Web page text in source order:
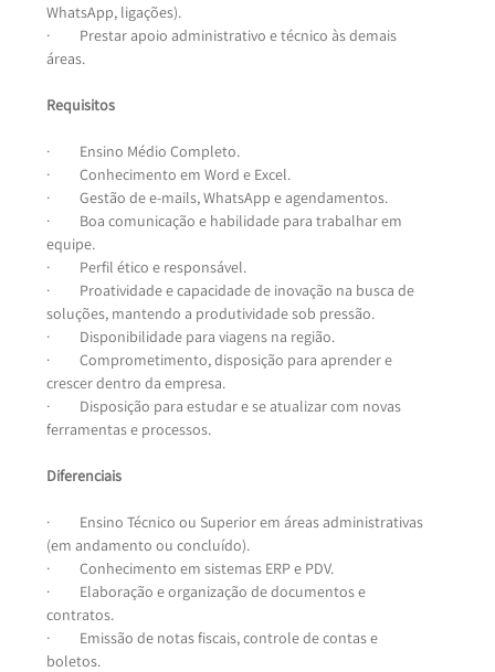
WhatsApp, ligações).
·         Prestar apoio administrativo e técnico às demais
áreas.
Requisitos
·         Ensino Médio Completo.
·         Conhecimento em Word e Excel.
·         Gestão de e-mails, WhatsApp e agendamentos.
·         Boa comunicação e habilidade para trabalhar em
equipe.
·         Perfil ético e responsável.
·         Proatividade e capacidade de inovação na busca de
soluções, mantendo a produtividade sob pressão.
·         Disponibilidade para viagens na região.
·         Comprometimento, disposição para aprender e
crescer dentro da empresa.
·         Disposição para estudar e se atualizar com novas
ferramentas e processos.
Diferenciais
·         Ensino Técnico ou Superior em áreas administrativas
(em andamento ou concluído).
·         Conhecimento em sistemas ERP e PDV.
·         Elaboração e organização de documentos e
contratos.
·         Emissão de notas fiscais, controle de contas e
boletos.